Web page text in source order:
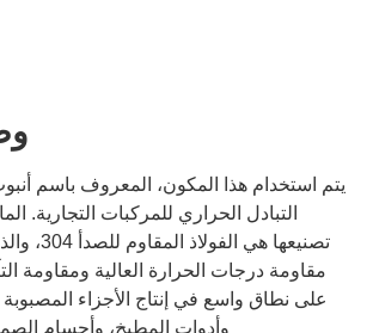
يتم استخدام هذا المكون، المعروف باسم
التبادل الحراري للمركبات التجارية.
تصنيعها هي
مقاومة درجات الحرارة العالية ومقاومة
على نطاق واسع في إنتاج الأجزاء المصبوبة